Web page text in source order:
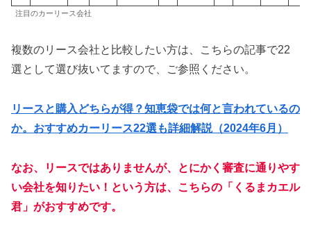
注目のカーリース会社
複数のリース会社と比較したい方は、こちらの記事で22
選として選び抜いてますので、ご参照ください。
リースと購入どちらが得？知恵袋では何と言われているの
か。おすすめカーリース22選も詳細解説（2024年6月）
なお、リースではありませんが、とにかく審査に通りやす
い会社を知りたい！という方は、こちらの「くるまカエル
君」がおすすめです。